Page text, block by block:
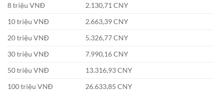
8 triệu VNĐ
2.130,71 CNY
10 triệu VNĐ
2.663,39 CNY
20 triệu VNĐ
5.326,77 CNY
30 triệu VNĐ
7.990,16 CNY
50 triệu VNĐ
13.316,93 CNY
100 triệu VNĐ
26.633,85 CNY